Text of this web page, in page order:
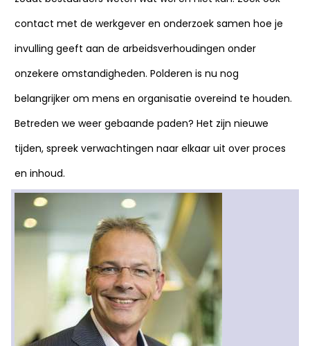
contact met de werkgever en onderzoek samen hoe je
invulling geeft aan de arbeidsverhoudingen onder
onzekere omstandigheden. Polderen is nu nog
belangrijker om mens en organisatie overeind te houden.
Betreden we weer gebaande paden? Het zijn nieuwe
tijden, spreek verwachtingen naar elkaar uit over proces
en inhoud.